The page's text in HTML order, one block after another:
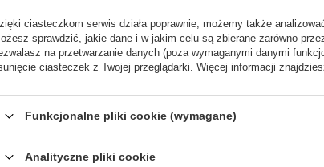
próbę uczuleniową. Zajrzyj do naszego
aby dowiedzieć się więcej.
otwarcia.
skórę.
ciasteczkom serwis działa poprawnie; możemy także
sprawdzić, jakie dane i w jakim celu są zbierane zarówno
na przetwarzanie danych (poza wymaganymi danymi
ciasteczek z Twojej przeglądarki. Więcej informacji
Funkcjonalne pliki cookie (wymagane)
Analityczne pliki cookie